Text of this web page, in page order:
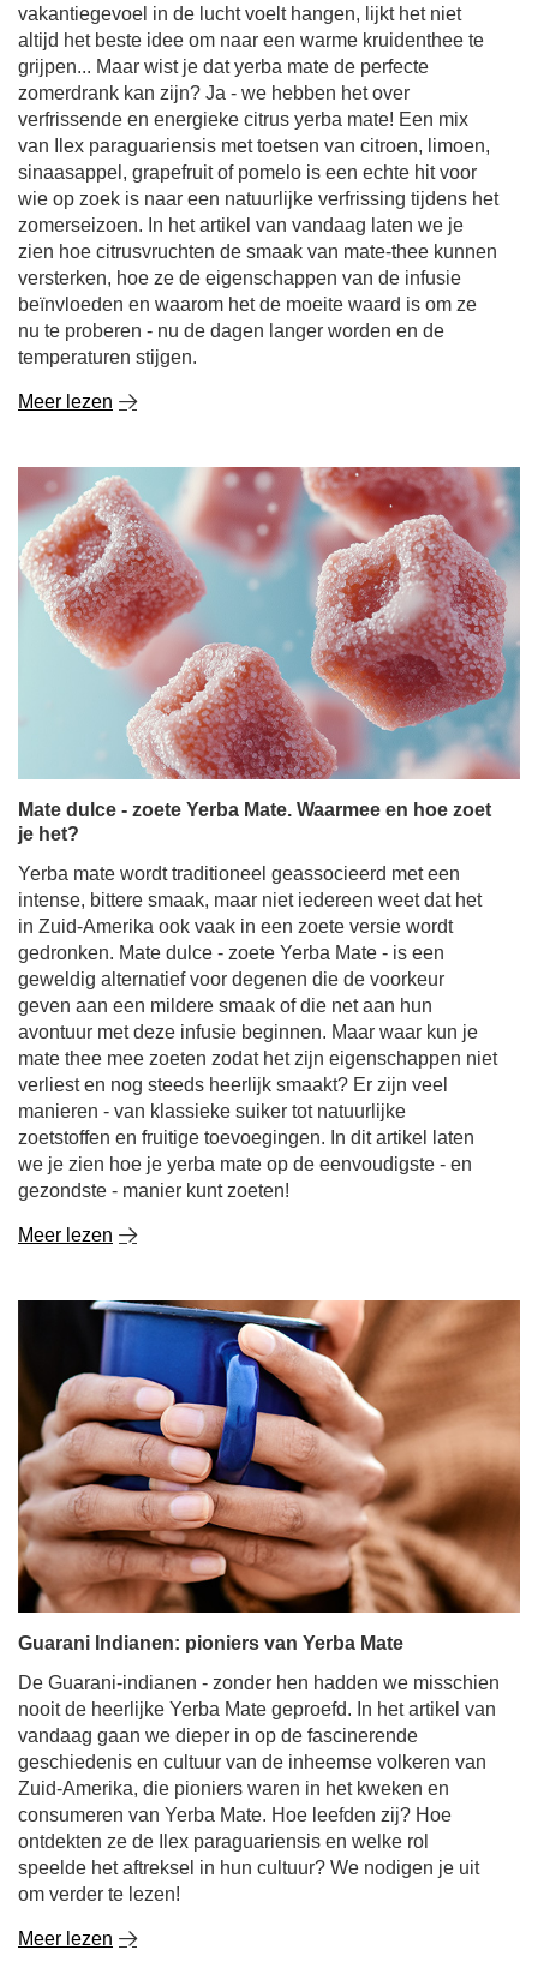
vakantiegevoel in de lucht voelt hangen, lijkt het niet
altijd het beste idee om naar een warme kruidenthee te
grijpen... Maar wist je dat yerba mate de perfecte
zomerdrank kan zijn? Ja - we hebben het over
verfrissende en energieke citrus yerba mate! Een mix
van Ilex paraguariensis met toetsen van citroen, limoen,
sinaasappel, grapefruit of pomelo is een echte hit voor
wie op zoek is naar een natuurlijke verfrissing tijdens het
zomerseizoen. In het artikel van vandaag laten we je
zien hoe citrusvruchten de smaak van mate-thee kunnen
versterken, hoe ze de eigenschappen van de infusie
beïnvloeden en waarom het de moeite waard is om ze
nu te proberen - nu de dagen langer worden en de
temperaturen stijgen.
Meer lezen
Mate dulce - zoete Yerba Mate. Waarmee en hoe zoet
je het?
Yerba mate wordt traditioneel geassocieerd met een
intense, bittere smaak, maar niet iedereen weet dat het
in Zuid-Amerika ook vaak in een zoete versie wordt
gedronken. Mate dulce - zoete Yerba Mate - is een
geweldig alternatief voor degenen die de voorkeur
geven aan een mildere smaak of die net aan hun
avontuur met deze infusie beginnen. Maar waar kun je
mate thee mee zoeten zodat het zijn eigenschappen niet
verliest en nog steeds heerlijk smaakt? Er zijn veel
manieren - van klassieke suiker tot natuurlijke
zoetstoffen en fruitige toevoegingen. In dit artikel laten
we je zien hoe je yerba mate op de eenvoudigste - en
gezondste - manier kunt zoeten!
Meer lezen
Guarani Indianen: pioniers van Yerba Mate
De Guarani-indianen - zonder hen hadden we misschien
nooit de heerlijke Yerba Mate geproefd. In het artikel van
vandaag gaan we dieper in op de fascinerende
geschiedenis en cultuur van de inheemse volkeren van
Zuid-Amerika, die pioniers waren in het kweken en
consumeren van Yerba Mate. Hoe leefden zij? Hoe
ontdekten ze de Ilex paraguariensis en welke rol
speelde het aftreksel in hun cultuur? We nodigen je uit
om verder te lezen!
Meer lezen